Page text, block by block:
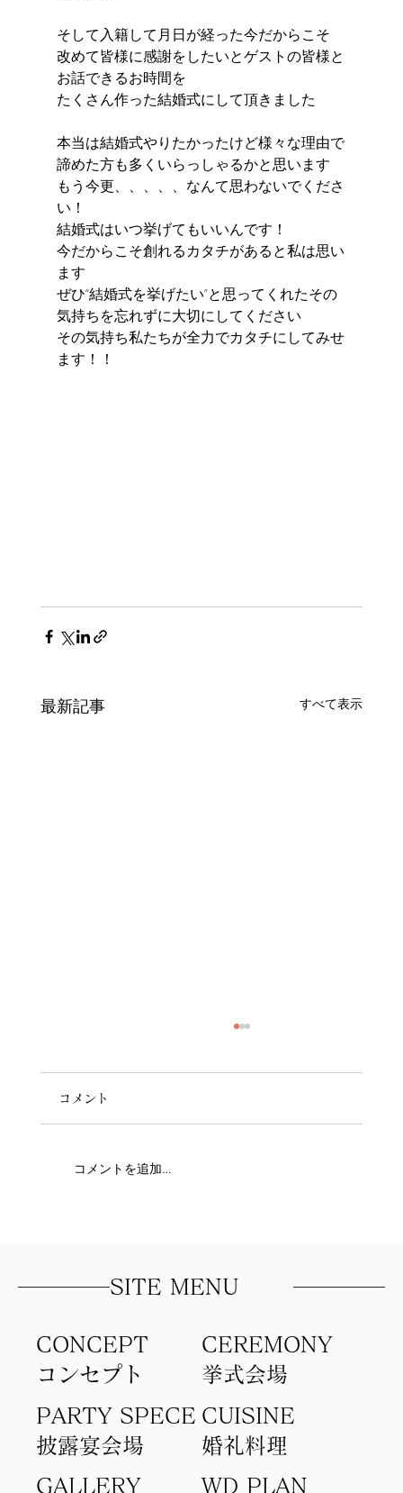
そして入籍して月日が経った今だからこそ
改めて皆様に感謝をしたいとゲストの皆様と
お話できるお時間を
たくさん作った結婚式にして頂きました
本当は結婚式やりたかったけど様々な理由で
諦めた方も多くいらっしゃるかと思います
もう今更、、、、、なんて思わないでくださ
い！
結婚式はいつ挙げてもいいんです！
今だからこそ創れるカタチがあると私は思い
ます
ぜひ“結婚式を挙げたい”と思ってくれたその
気持ちを忘れずに大切にしてください
その気持ち私たちが全力でカタチにしてみせ
ます！！
最新記事 すべて表示
コメント
コメントを追加…
CONCEPT
コンセプト​
​CEREMONY
​挙式会場
GALLERY
PARTY SPECE
​披露宴会場
CUISINE
​婚礼料理
WD PLAN
SITE MENU